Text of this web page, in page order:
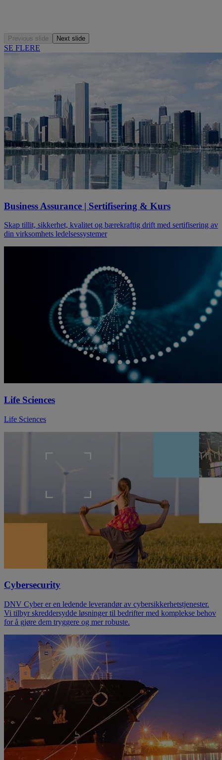
Previous slide Next slide
SE FLERE
Business Assurance | Sertifisering & Kurs
Skap tillit, sikkerhet, kvalitet og bærekraftig drift med sertifisering av
din virksomhets ledelsessystemer
Life Sciences
Life Sciences
Cybersecurity
DNV Cyber er en ledende leverandør av cybersikkerhetstjenester.
Vi tilbyr skreddersydde løsninger til bedrifter med komplekse behov
for å gjøre dem tryggere og mer robuste.